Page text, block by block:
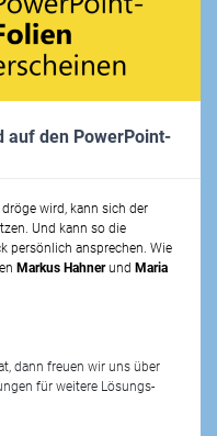
auf den PowerPoint-
wird, kann sich der
Und kann so die
persönlich ansprechen. Wie
Markus Hahnerund Maria
dann freuen wir uns über
für weitere Lösungs-